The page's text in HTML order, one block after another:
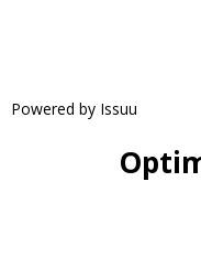
Powered by Issuu